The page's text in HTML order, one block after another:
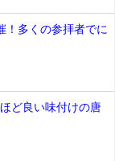
！多くの参拝者でに
ど良い味付けの唐